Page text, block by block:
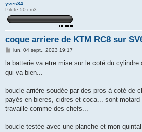
yves34
Pilote 50 cm3
coque arriere de KTM RC8 sur
M
s
a
lun. 04 sept., 2023 19:17
la batterie va etre mise sur le coté du
qui va bien...
boucle arrière soudée par des pros à coté de
payés en bieres, cidres et coca... sont
travaille comme des chefs...
boucle testée avec une planche et mon